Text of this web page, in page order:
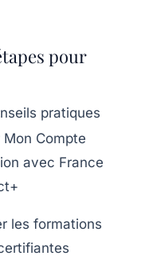
pour
pratiques
Mon Compte
avec France
les formations